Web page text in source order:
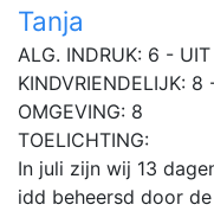
Tanja
ALG. INDRUK: 6 -
KINDVRIENDELIJK:
OMGEVING: 8
TOELICHTING:
In juli zijn wij 13
idd beheersd door